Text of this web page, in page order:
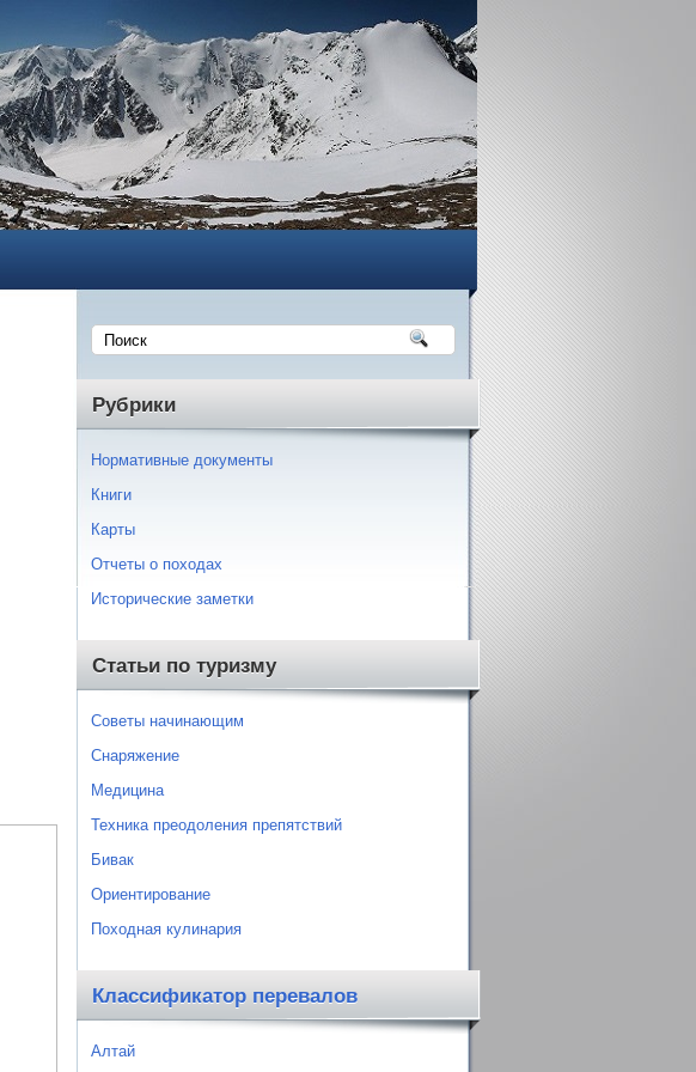
Рубрики
Нормативные документы
Книги
Карты
Отчеты о походах
Исторические заметки
Статьи по туризму
Советы начинающим
Снаряжение
Медицина
Техника преодоления препятствий
Бивак
Ориентирование
Походная кулинария
Классификатор перевалов
Алтай